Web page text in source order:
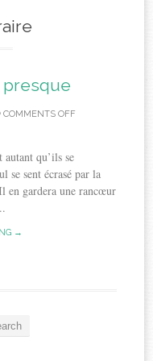
presque
COMMENTS OFF
qu’ils se
se sent écrasé par la
en gardera une rancœur
→